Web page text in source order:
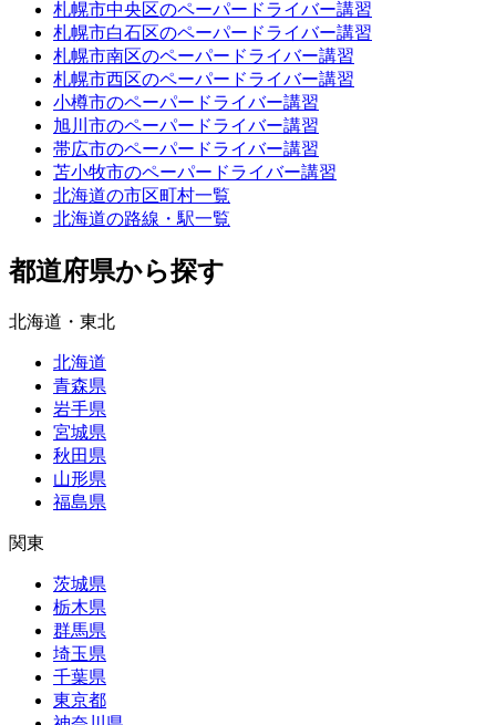
札幌市中央区のペーパードライバー講習
札幌市白石区のペーパードライバー講習
札幌市南区のペーパードライバー講習
札幌市西区のペーパードライバー講習
小樽市のペーパードライバー講習
旭川市のペーパードライバー講習
帯広市のペーパードライバー講習
苫小牧市のペーパードライバー講習
北海道の市区町村一覧
北海道の路線・駅一覧
都道府県から探す
北海道・東北
北海道
青森県
岩手県
宮城県
秋田県
山形県
福島県
関東
茨城県
栃木県
群馬県
埼玉県
千葉県
東京都